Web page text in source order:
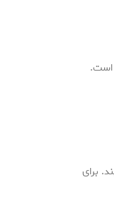
است.
برای